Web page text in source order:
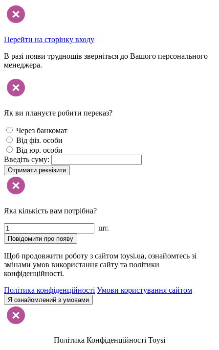
Перейти на сторінку входу
В разі появи труднощів зверніться до Вашого персонального
менеджера.
Як ви плануєте робити переказ?
Через банкомат
Від фіз. особи
Від юр. особи
Введіть суму:
Отримати реквізити
Яка кількість вам потрібна?
шт.
Повідомити про появу
Щоб продовжити роботу з сайтом toysi.ua, ознайомтесь зі
змінами умов використання сайту та політики
конфіденційності.
Політика конфіденційності Умови користування сайтом
Я ознайомлений з умовами
Політика Конфіденційності Toysi